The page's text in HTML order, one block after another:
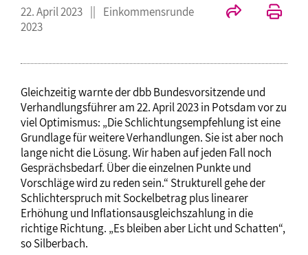
22. April 2023
Einkommensrunde
2023
Gleichzeitig warnte der dbb Bundesvorsitzende und
Verhandlungsführer am 22. April 2023 in Potsdam vor zu
viel Optimismus: „Die Schlichtungsempfehlung ist eine
Grundlage für weitere Verhandlungen. Sie ist aber noch
lange nicht die Lösung. Wir haben auf jeden Fall noch
Gesprächsbedarf. Über die einzelnen Punkte und
Vorschläge wird zu reden sein.“ Strukturell gehe der
Schlichterspruch mit Sockelbetrag plus linearer
Erhöhung und Inflationsausgleichszahlung in die
richtige Richtung. „Es bleiben aber Licht und Schatten“,
so Silberbach.